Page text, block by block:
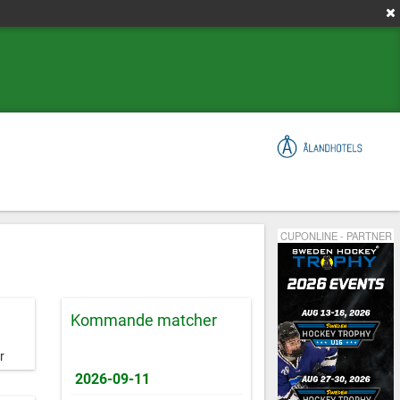
Kommande matcher
2026-09-11
CUPONLINE - PARTNER